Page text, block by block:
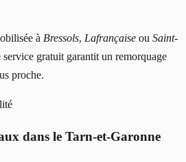
à Bressols, Lafrançaise ou Saint-
service gratuit garantit un remorquage
proche.
dans le Tarn-et-Garonne